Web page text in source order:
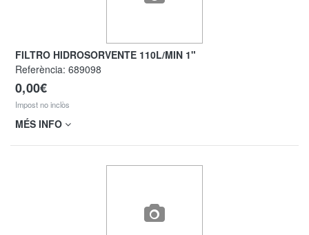
FILTRO HIDROSORVENTE 110L/MIN 1"
Referència: 689098
0,00€
Impost no inclòs
MÉS INFO